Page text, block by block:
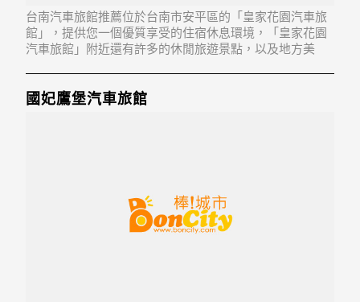
台南汽車旅館推薦位於台南市安平區的「皇家花園汽車旅
館」，提供您一個優質享受的住宿休息環境，「皇家花園
汽車旅館」附近還有許多的休閒旅遊景點，以及地方美
國妃鷹堡汽車旅館